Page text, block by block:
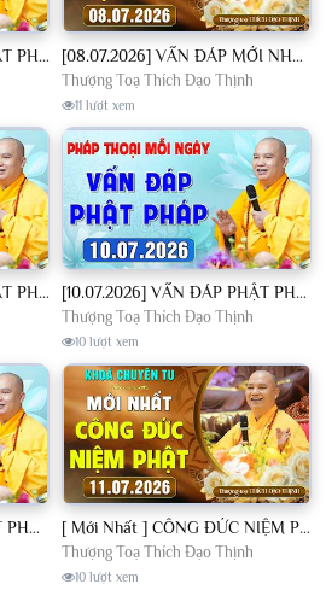
[08.07.2026] VẤN ĐÁP PHẬT PHÁP - Nghe Thầy giảng Pháp mỗi ngày CÔNG ĐỨC VÔ LƯỢNG│TT. Thích Đạo Thịnh [08.07.2026] VẤN ĐÁP MỚI NHẤT - Pháp Hội Địa Tạng Chùa Khai Nguyên | TT. Thích Đạo Thịnh
Thượng Toạ Thích Đạo Thịnh
11 lượt xem
[09.07.2026] VẤN ĐÁP PHẬT PHÁP - Nghe Thầy giảng Pháp mỗi ngày CÔNG ĐỨC VÔ LƯỢNG│TT. Thích Đạo Thịnh [10.07.2026] VẤN ĐÁP PHẬT PHÁP - Nghe Thầy giảng Pháp mỗi ngày CÔNG ĐỨC VÔ LƯỢNG│TT. Thích Đạo Thịnh
Thượng Toạ Thích Đạo Thịnh
10 lượt xem
[11.07.2026] VẤN ĐÁP PHẬT PHÁP - Nghe Thầy giảng Pháp mỗi ngày CÔNG ĐỨC VÔ LƯỢNG│TT. Thích Đạo Thịnh [ Mới Nhất ] CÔNG ĐỨC NIỆM PHẬT - Khoá Chuyên Tu Chùa Khai Nguyên 11/07/2026 | TT. Thích Đạo Thịnh
Thượng Toạ Thích Đạo Thịnh
10 lượt xem